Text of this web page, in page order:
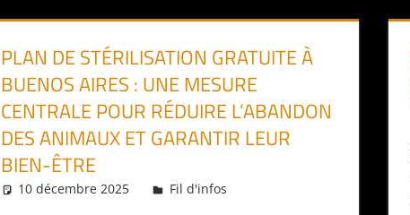
PLAN DE STÉRILISATION GRATUITE À
BUENOS AIRES : UNE MESURE
CENTRALE POUR RÉDUIRE L’ABANDON
DES ANIMAUX ET GARANTIR LEUR
BIEN-ÊTRE
10 décembre 2025 Daniel
Fil d'infos